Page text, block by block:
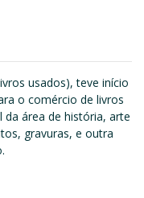
usados), teve início
o comércio de livros
área de história, arte
gravuras, e outra